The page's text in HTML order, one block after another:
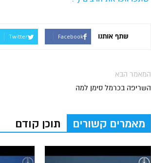
שתף אותנו Facebook
Twitter
המאמר הבא
השריפה בכרמל סימן למה
מאמרים קשורים תוכן קודם